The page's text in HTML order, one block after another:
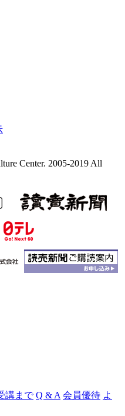
Center. 2005-2019 All
講まで Q & A 会員優待 よ